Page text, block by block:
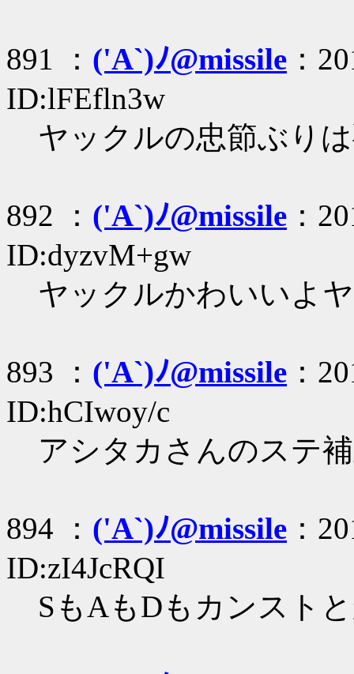
891 ： ('A`)ﾉ@missile ：
ID:lFEfln3w
ヤックルの忠節ぶり
892 ： ('A`)ﾉ@missile ：
ID:dyzvM+gw
ヤックルかわいいよ
893 ： ('A`)ﾉ@missile ：
ID:hCIwoy/c
アシタカさんのステ
894 ： ('A`)ﾉ@missile ：
ID:zI4JcRQI
SもAもDもカンスト